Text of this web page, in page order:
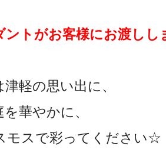
ントがお客様にお渡しし
軽の思い出に、
華やかに、
モスで彩ってください☆